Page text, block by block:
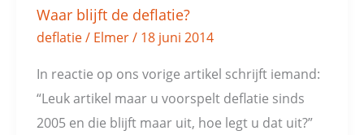
Waar blijft de deflatie?
deflatie/ Elmer/ 18 juni 2014
In reactie op ons vorige artikel schrijft iemand:
“Leuk artikel maar u voorspelt deflatie sinds
2005 en die blijft maar uit, hoe legt u dat uit?”